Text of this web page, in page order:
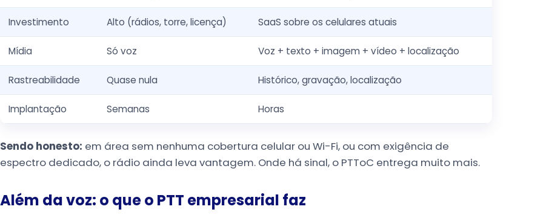
Investimento Alto (rádios, torre, licença) SaaS sobre os celulares atuais
Mídia Só voz Voz + texto + imagem + vídeo + localização
Rastreabilidade Quase nula Histórico, gravação, localização
Implantação Semanas Horas
Sendo honesto: em área sem nenhuma cobertura celular ou Wi-Fi, ou com exigência de
espectro dedicado, o rádio ainda leva vantagem. Onde há sinal, o PTToC entrega muito mais.
Além da voz: o que o PTT empresarial faz